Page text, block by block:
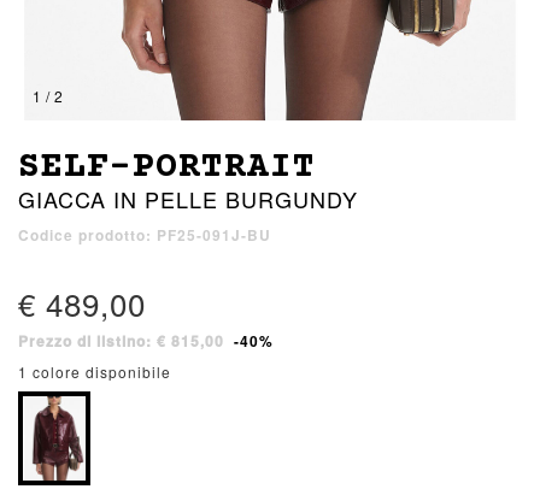
1 / 2
SELF-PORTRAIT
GIACCA IN PELLE BURGUNDY
Codice prodotto: PF25-091J-BU
€ 489,00
Prezzo di listino: € 815,00 -40%
1 colore disponibile